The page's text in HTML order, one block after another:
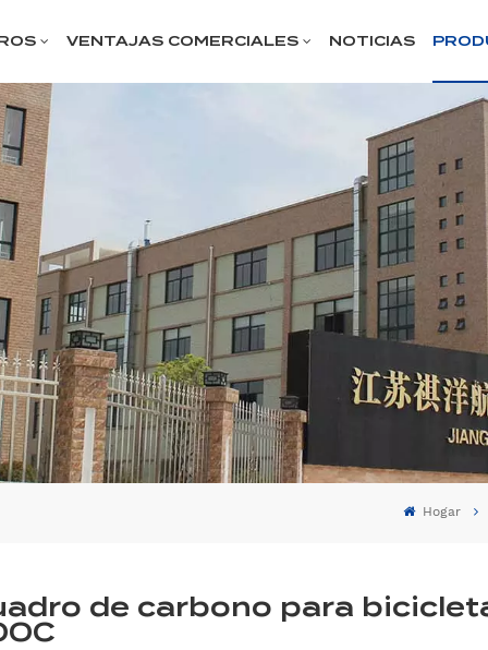
VENTAJAS COMERCIALES NOTICIAS
Hogar
de carbono para